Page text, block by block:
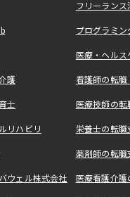
フリーラン
プログラミ
医療・ヘル
護 看護師の転
士 医療技師の
リハビリ 栄養士の転
薬剤師の転
ウェル株式会社 医療看護介